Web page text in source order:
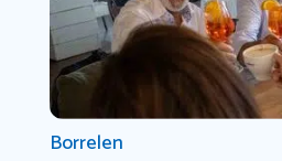
Borrelen